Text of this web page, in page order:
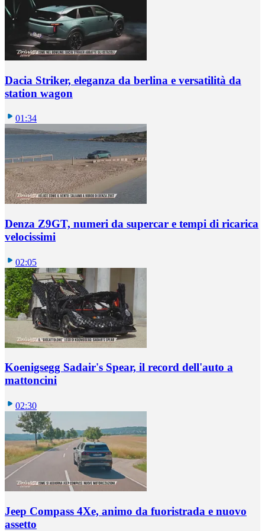
Dacia Striker, eleganza da berlina e versatilità da
station wagon
01:34
Denza Z9GT, numeri da supercar e tempi di ricarica
velocissimi
02:05
Koenigsegg Sadair's Spear, il record dell'auto a
mattoncini
02:30
Jeep Compass 4Xe, animo da fuoristrada e nuovo
assetto